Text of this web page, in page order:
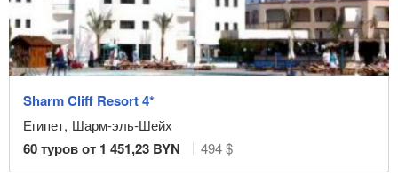
Sharm Cliff Resort 4*
Египет, Шарм-эль-Шейх
60туров от 1 451,23 BYN 494 $